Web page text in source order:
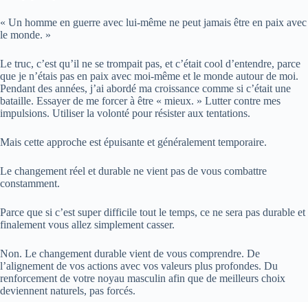
« Un homme en guerre avec lui-même ne peut jamais être en paix avec
le monde. »
Le truc, c’est qu’il ne se trompait pas, et c’était cool d’entendre, parce
que je n’étais pas en paix avec moi-même et le monde autour de moi.
Pendant des années, j’ai abordé ma croissance comme si c’était une
bataille. Essayer de me forcer à être « mieux. » Lutter contre mes
impulsions. Utiliser la volonté pour résister aux tentations.
Mais cette approche est épuisante et généralement temporaire.
Le changement réel et durable ne vient pas de vous combattre
constamment.
Parce que si c’est super difficile tout le temps, ce ne sera pas durable et
finalement vous allez simplement casser.
Non. Le changement durable vient de vous comprendre. De
l’alignement de vos actions avec vos valeurs plus profondes. Du
renforcement de votre noyau masculin afin que de meilleurs choix
deviennent naturels, pas forcés.